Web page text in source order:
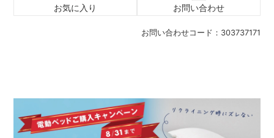
お問い合わせコード： 303737171
お気に入り お問い合わせ